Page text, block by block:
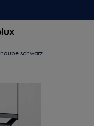
schwarz